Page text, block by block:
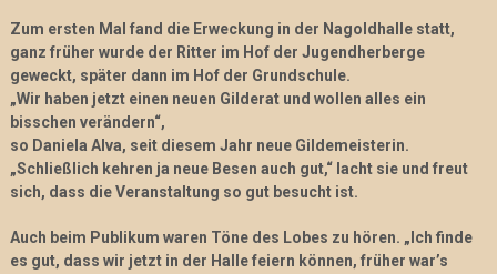
Zum ersten Mal fand die Erweckung in der Nagoldhalle statt,
ganz früher wurde der Ritter im Hof der Jugendherberge
geweckt, später dann im Hof der Grundschule.
„Wir haben jetzt einen neuen Gilderat und wollen alles ein
bisschen verändern“,
so Daniela Alva, seit diesem Jahr neue Gildemeisterin.
„Schließlich kehren ja neue Besen auch gut,“ lacht sie und freut
sich, dass die Veranstaltung so gut besucht ist.
Auch beim Publikum waren Töne des Lobes zu hören. „Ich finde
es gut, dass wir jetzt in der Halle feiern können, früher war’s